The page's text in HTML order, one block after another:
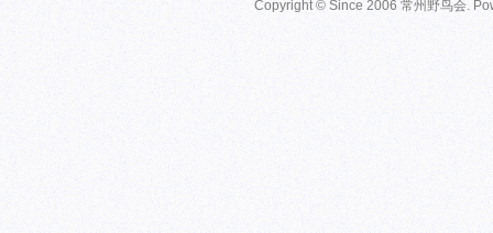
Copyright © Since 2006 常州野鸟会.